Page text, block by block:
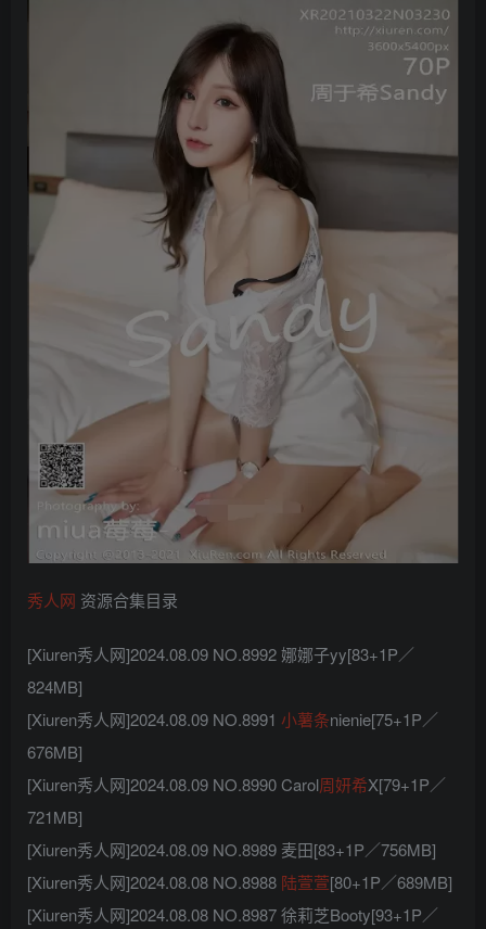
秀人网 资源合集目录
[Xiuren秀人网]2024.08.09 NO.8992 娜娜子yy[83+1P／
824MB]
[Xiuren秀人网]2024.08.09 NO.8991 小薯条nienie[75+1P／
676MB]
[Xiuren秀人网]2024.08.09 NO.8990 Carol周妍希X[79+1P／
721MB]
[Xiuren秀人网]2024.08.09 NO.8989 麦田[83+1P／756MB]
[Xiuren秀人网]2024.08.08 NO.8988 陆萱萱[80+1P／689MB]
[Xiuren秀人网]2024.08.08 NO.8987 徐莉芝Booty[93+1P／